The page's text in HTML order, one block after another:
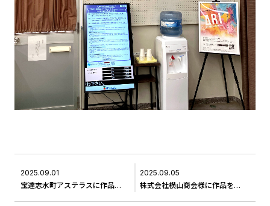
2025.09.01
宝達志水町アステラスに作品をお届けしました＃3
2025.09.05
株式会社横山商会様に作品をレンタルいただきました＃１